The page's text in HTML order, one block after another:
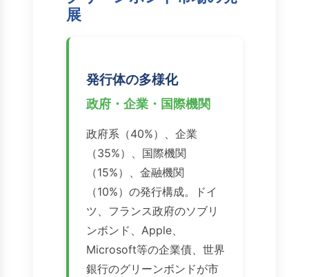
展
発行体の多様化
政府・企業・国際機関
政府系（40%）、企業
（35%）、国際機関
（15%）、金融機関
（10%）の発行構成。ドイ
ツ、フランス政府のソブリ
ンボンド、Apple、
Microsoft等の企業債、世界
銀行のグリーンボンドが市